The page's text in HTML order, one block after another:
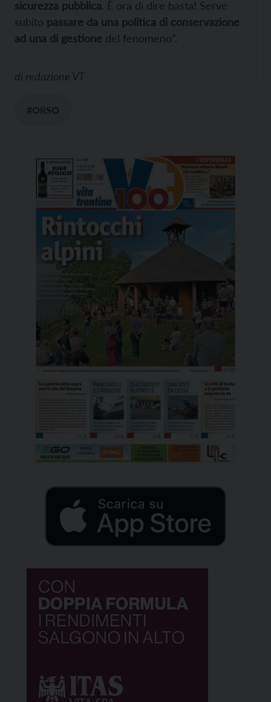
sicurezza pubblica. È ora di dire basta! Serve
subito passare da una politica di conservazione
ad una di gestione del fenomeno”.
di redazione VT
#ORSO